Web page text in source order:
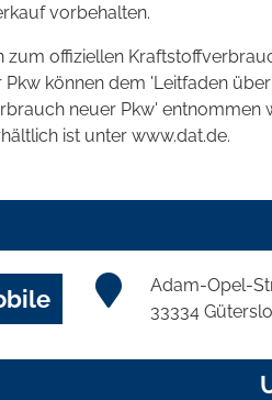
vorbehalten.
zum offiziellen
können dem 'Leitfaden
neuer Pkw'
ist unter www.dat.de.
Adam-Opel-
33334